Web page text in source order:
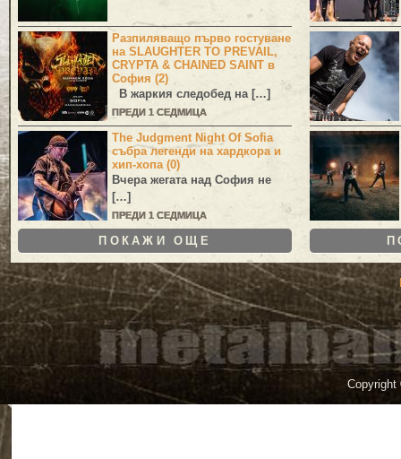
Разпиляващо първо гостуване
на SLAUGHTER TO PREVAIL,
CRYPTA & CHAINED SAINT в
София (2)
В жаркия следобед на […]
ПРЕДИ 1 СЕДМИЦА
The Judgment Night Of Sofia
събра легенди на хардкора и
хип-хопа (0)
Вчера жегата над София не
[…]
ПРЕДИ 1 СЕДМИЦА
ПОКАЖИ ОЩЕ